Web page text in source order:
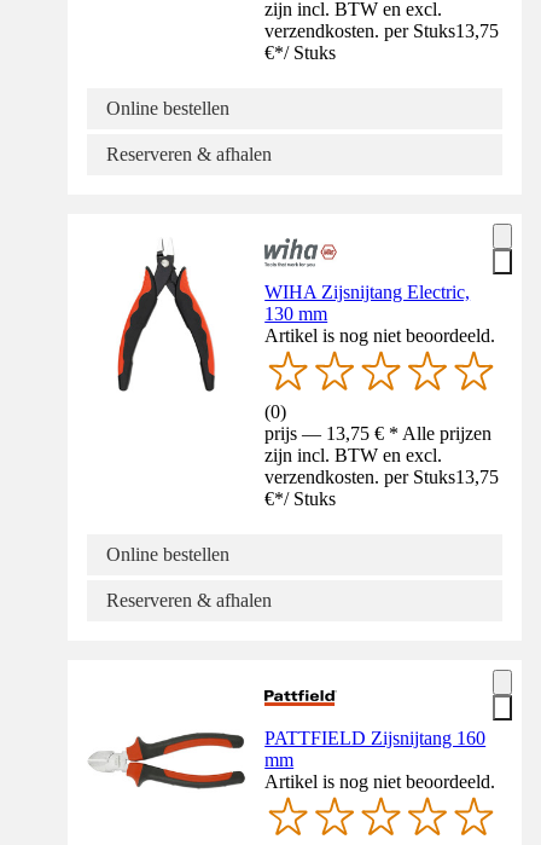
zijn incl. BTW en excl.
verzendkosten. per Stuks13,75
€*/ Stuks
Online bestellen
Reserveren & afhalen
WIHA Zijsnijtang Electric,
130 mm
Artikel is nog niet beoordeeld.
(0)
prijs — 13,75 € * Alle prijzen
zijn incl. BTW en excl.
verzendkosten. per Stuks13,75
€*/ Stuks
Online bestellen
Reserveren & afhalen
PATTFIELD Zijsnijtang 160
mm
Artikel is nog niet beoordeeld.